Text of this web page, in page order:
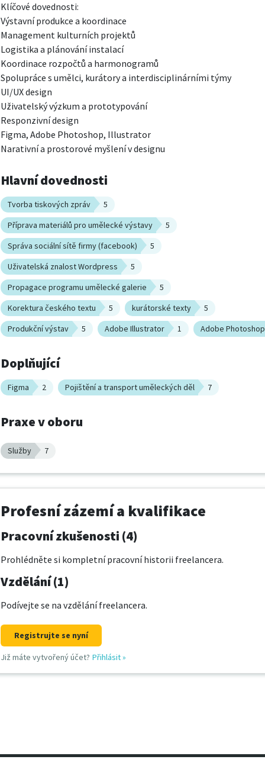
Klíčové dovednosti:
Výstavní produkce a koordinace
Management kulturních projektů
Logistika a plánování instalací
Koordinace rozpočtů a harmonogramů
Spolupráce s umělci, kurátory a interdisciplinárními týmy
UI/UX design
Uživatelský výzkum a prototypování
Responzivní design
Figma, Adobe Photoshop, Illustrator
Narativní a prostorové myšlení v designu
Hlavní dovednosti
Tvorba tiskových zpráv
5
Příprava materiálů pro umělecké výstavy
5
Správa sociální sítě firmy (facebook)
5
Uživatelská znalost Wordpress
5
Propagace programu umělecké galerie
5
Korektura českého textu
5 kurátorské texty
5
Produkční výstav
5 Adobe Illustrator 1 Adobe Photoshop
Doplňující
Figma 2 Pojištění a transport uměleckých děl 7
Praxe v oboru
Služby 7
Profesní zázemí a kvalifikace
Pracovní zkušenosti (4)
Prohlédněte si kompletní pracovní historii freelancera.
Vzdělání (1)
Podívejte se na vzdělání freelancera.
Registrujte se nyní
Již máte vytvořený účet? Přihlásit»